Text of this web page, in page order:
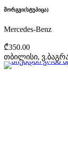
მორგვი(სტუპიცა)
Mercedes-Benz
₾350.00
თბილისი,